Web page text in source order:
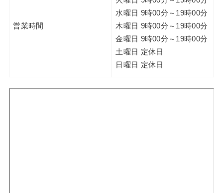
営業時間
水曜日 9時00分～19時00分
木曜日 9時00分～19時00分
金曜日 9時00分～19時00分
土曜日 定休日
日曜日 定休日